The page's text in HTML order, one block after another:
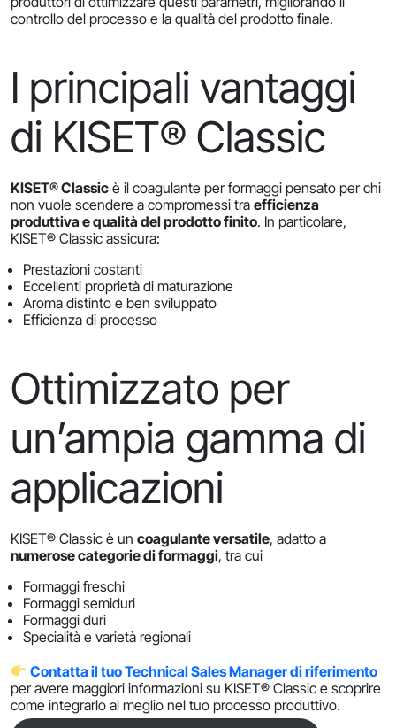
controllo del processo e la qualità del prodotto finale.
I principali vantaggi
di KISET® Classic
KISET® Classic è il coagulante per formaggi pensato per chi
non vuole scendere a compromessi tra efficienza
produttiva e qualità del prodotto finito. In particolare,
KISET® Classic assicura:
Prestazioni costanti
Eccellenti proprietà di maturazione
Aroma distinto e ben sviluppato
Efficienza di processo
Ottimizzato per
un’ampia gamma di
applicazioni
KISET® Classic è un coagulante versatile, adatto a
numerose categorie di formaggi, tra cui
Formaggi freschi
Formaggi semiduri
Formaggi duri
Specialità e varietà regionali
Contatta il tuo Technical Sales Manager di riferimento
per avere maggiori informazioni su KISET® Classic e scoprire
come integrarlo al meglio nel tuo processo produttivo.